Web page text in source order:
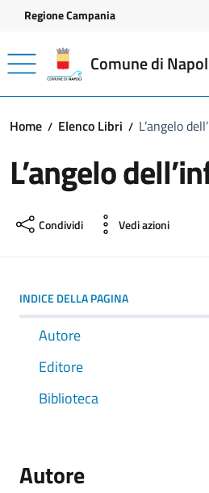
Vai ai contenuti
Vai al footer
Regione Campania
Comune di
Home Elenco Libri L’angelo
L’angelo
Condividi Vedi azioni
INDICE DELLA PAGINA
Autore
Editore
Biblioteca
Autore